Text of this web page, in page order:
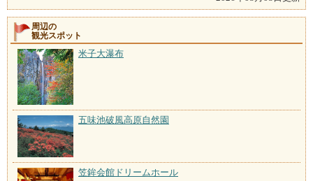
周辺の
観光スポット
米子大瀑布
五味池破風高原自然園
笠鉾会館ドリームホール